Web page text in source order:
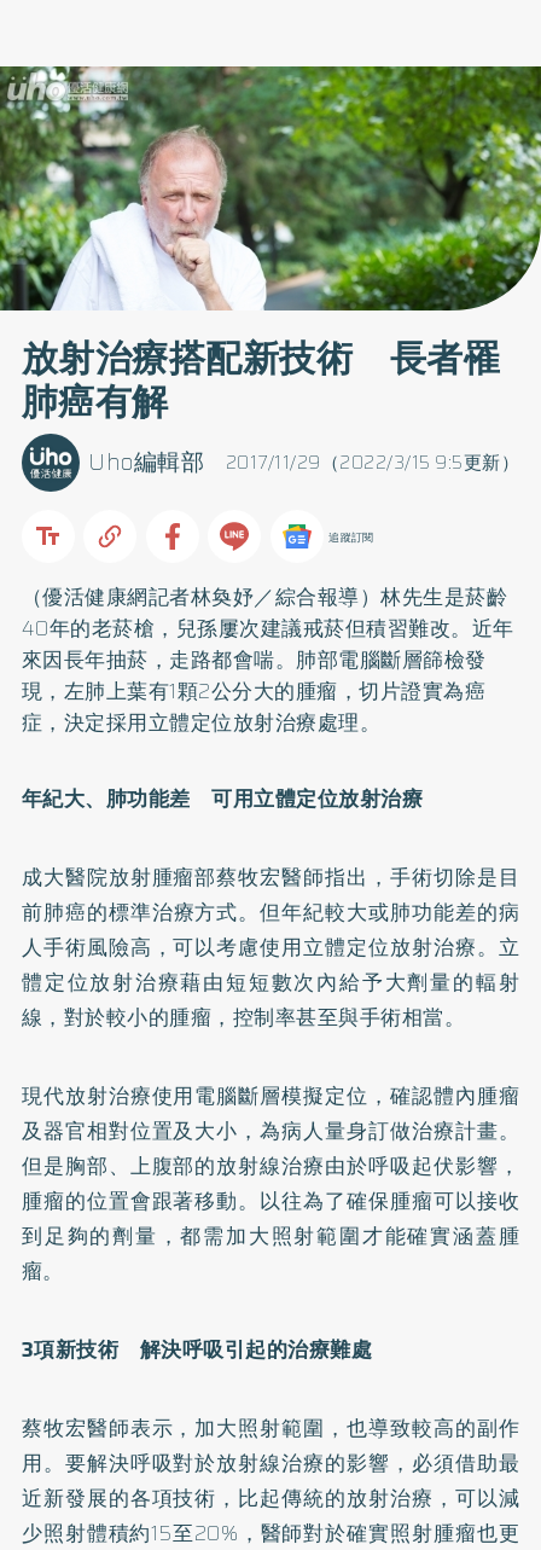
放射治療搭配新技術 長者罹
肺癌有解
2017/11/29（2022/3/15 9:5更新）
Uho編輯部
追蹤訂閱
（優活健康網記者林奐妤／綜合報導）林先生是菸齡
40年的老菸槍，兒孫屢次建議戒菸但積習難改。近年
來因長年抽菸，走路都會喘。肺部電腦斷層篩檢發
現，左肺上葉有1顆2公分大的腫瘤，切片證實為癌
症，決定採用立體定位放射治療處理。
年紀大、肺功能差 可用立體定位放射治療
成大醫院放射腫瘤部蔡牧宏醫師指出，手術切除是目
前肺癌的標準治療方式。但年紀較大或肺功能差的病
人手術風險高，可以考慮使用立體定位放射治療。立
體定位放射治療藉由短短數次內給予大劑量的輻射
線，對於較小的腫瘤，控制率甚至與手術相當。
現代放射治療使用電腦斷層模擬定位，確認體內腫瘤
及器官相對位置及大小，為病人量身訂做治療計畫。
但是胸部、上腹部的放射線治療由於呼吸起伏影響，
腫瘤的位置會跟著移動。以往為了確保腫瘤可以接收
到足夠的劑量，都需加大照射範圍才能確實涵蓋腫
瘤。
3項新技術 解決呼吸引起的治療難處
蔡牧宏醫師表示，加大照射範圍，也導致較高的副作
用。要解決呼吸對於放射線治療的影響，必須借助最
近新發展的各項技術，比起傳統的放射治療，可以減
少照射體積約15至20%，醫師對於確實照射腫瘤也更